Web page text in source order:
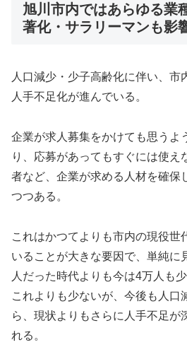
旭川市内ではあらゆる業
著化・サラリーマンも影
人口減少・少子高齢化に伴い、市
人手不足化が進んでいる。
企業が求人募集をかけても思うよ
り、応募があってもすぐには使え
者など、企業が求める人材を確保
つつある。
これはかつてよりも市内の現役世
いることが大きな要因で、単純に
人だった時代よりも今は4万人も
これよりも少ないが、今後も人口
ら、現状よりもさらに人手不足が
れる。